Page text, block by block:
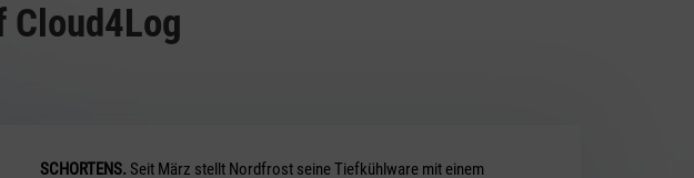
SCHORTENS. Seit März stellt Nordfrost seine Tiefkühlware mit einem